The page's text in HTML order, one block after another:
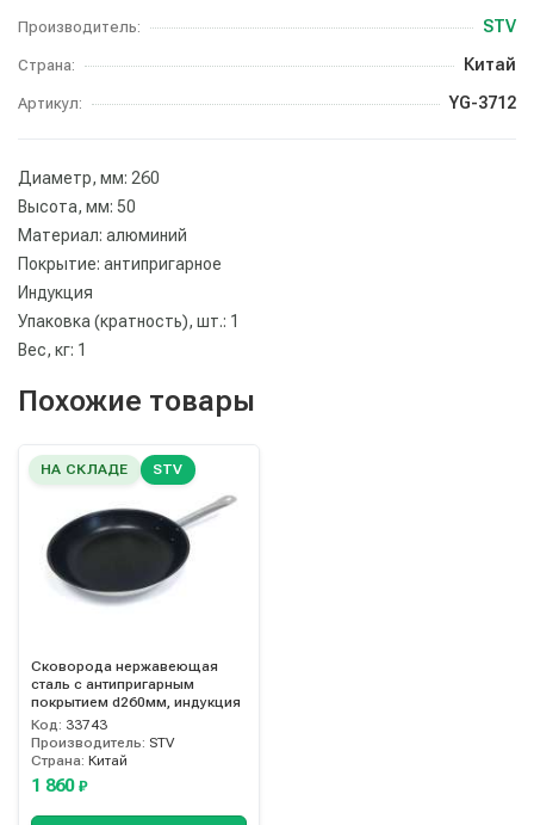
Производитель: STV
Страна: Китай
Артикул: YG-3712
Диаметр, мм: 260
Высота, мм: 50
Материал: алюминий
Покрытие: антипригарное
Индукция
Упаковка (кратность), шт.: 1
Вес, кг: 1
Похожие товары
НА СКЛАДЕ STV
Сковорода нержавеющая
сталь с антипригарным
покрытием d260мм, индукция
Код: 33743
Производитель: STV
Страна: Китай
1 860 ₽